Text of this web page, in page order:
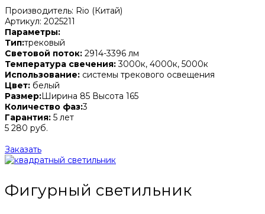
Производитель: Rio (Китай)
Артикул: 2025211
Параметры:
Тип:трековый
Световой поток: 2914-3396 лм
Температура свечения:3000к, 4000к, 5000к
Использование: системы трекового освещения
Цвет: белый
Размер:Ширина 85 Высота 165
Количество фаз:3
Гарантия: 5 лет
5 280 руб.
Заказать
Фигурный светильник